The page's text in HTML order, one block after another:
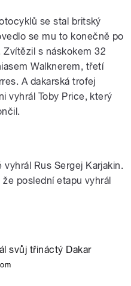
se stal britský
se mu to konečně po
s náskokem 32
Walknerem, třetí
A dakarská trofej
vyhrál Toby Price, který
Rus Sergej Karjakin.
poslední etapu vyhrál